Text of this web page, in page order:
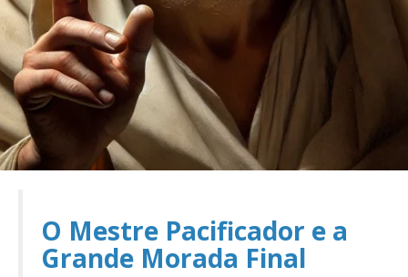
O Mestre Pacificador e a
Grande Morada Final